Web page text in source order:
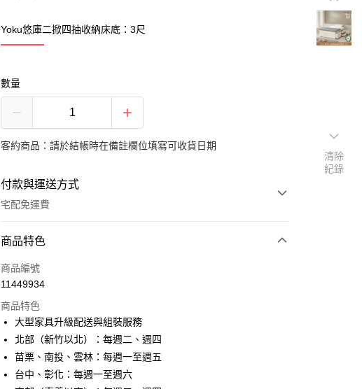
Yoku悠庫二掀四抽收納床底：3尺
數量
客約商品：請於結帳時在備註欄位填寫可收貨日期
付款與運送方式
宅配免運費
付款方式
信用卡一次付款
3 期 0 利率 每期NT$5,705
合作金庫商業銀行
第一商業銀行
華南商業銀行
彰化商業銀行
國泰世華商業銀行
6 期 0 利率 每期 NT$2,852
合作金庫商業銀行
第一商業銀行
華南商業銀行
上海商業儲蓄銀行
台北富邦商業銀行
LINE Pay
商品特色
商品編號
11449934
商品特色
大型家具升級配送與組裝服務
北部（新竹以北）：每週二、週四
苗栗、南投、雲林：每週一至週五
台中、彰化：每週一至週六
清除
紀錄